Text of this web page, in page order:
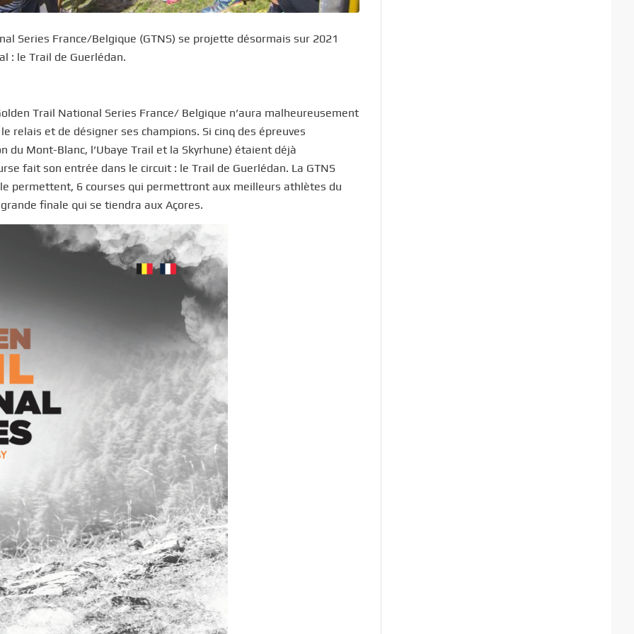
Series France/Belgique (GTNS) se projette désormais sur 2021
: le Trail de Guerlédan.
Trail National Series France/ Belgique n’aura malheureusement
relais et de désigner ses champions. Si cinq des épreuves
Mont-Blanc, l’Ubaye Trail et la Skyrhune) étaient déjà
fait son entrée dans le circuit : le Trail de Guerlédan. La GTNS
permettent, 6 courses qui permettront aux meilleurs athlètes du
finale qui se tiendra aux Açores.